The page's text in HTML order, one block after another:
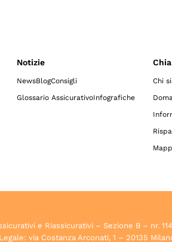
Notizie
NewsBlogConsigli
Glossario AssicurativoInfografiche
Chi
e Riassicurativi – Sezione B – nr.
via Costanza Arconati, 1 – 20135